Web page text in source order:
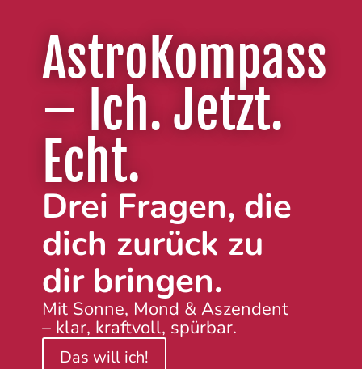
AstroKompass
– Ich. Jetzt.
Echt.
Drei Fragen, die
dich zurück zu
dir bringen.
Mit Sonne, Mond & Aszendent
– klar, kraftvoll, spürbar.
Das will ich!